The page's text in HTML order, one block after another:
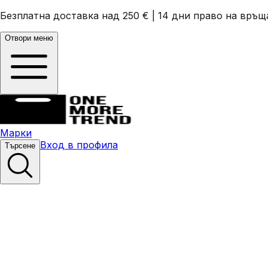
Безплатна доставка над 250 € 14 дни право на
Отвори меню
Марки
Търсене Вход в профила